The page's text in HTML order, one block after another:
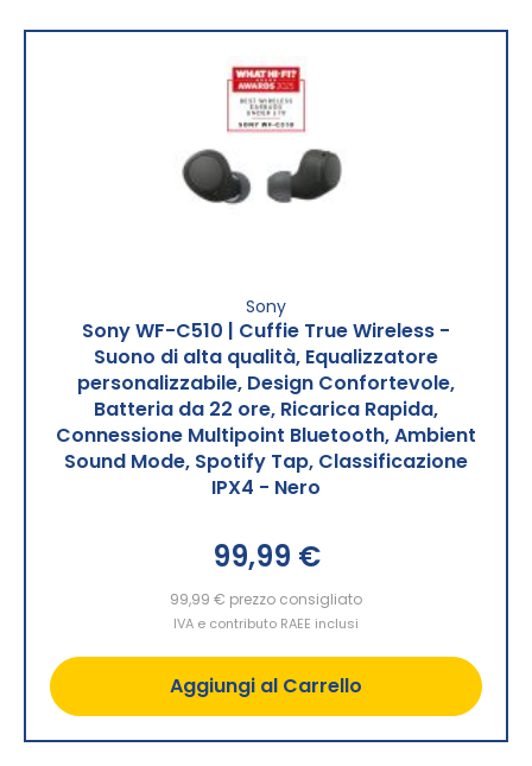
Sony
Sony WF-C510 | Cuffie True Wireless -
Suono di alta qualità, Equalizzatore
personalizzabile, Design Confortevole,
Batteria da 22 ore, Ricarica Rapida,
Connessione Multipoint Bluetooth, Ambient
Sound Mode, Spotify Tap, Classificazione
IPX4 - Nero
99,99 €
99,99 € prezzo consigliato
IVA e contributo RAEE inclusi
Aggiungi al Carrello